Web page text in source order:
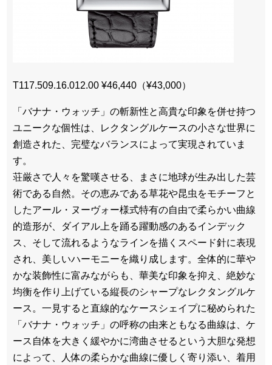
T117.509.16.012.00 ¥46,440（¥43,000）
「バナナ・ウォッチ」の斬新性と高貴な印象を併せ持つ
ユニークな個性は、レクタングルケースの小さな世界に
創造された、完璧なバランスによって実現されていま
す。
荘厳さで人々を驚嘆させる、まさに地球が生み出した芸
術である自然。その恵みである草花や昆虫をモチーフと
したアール・ヌーヴォー様式特有の自由で柔らかい曲線
的造形が、ダイアル上を踊る躍動感のあるインデック
ス、そして流れるようなラインを描くスペード針に表現
され、美しいハーモニーを織り成します。全体的に華や
かな装飾性に富みながらも、華美な印象を抑え、絶妙な
均衡を作り上げている縦長のシャープなレクタングルケ
ース。一見すると直線的なケースシェイプに秘められた
「バナナ・ウォッチ」の呼称の由来ともなる曲線は、ケ
ース自体を大きく緩やかに湾曲させるという大胆な発想
によって、人体の柔らかな曲線に優しく寄り添い、着用